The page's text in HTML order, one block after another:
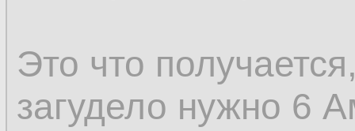
Это что
загудело нужно 6